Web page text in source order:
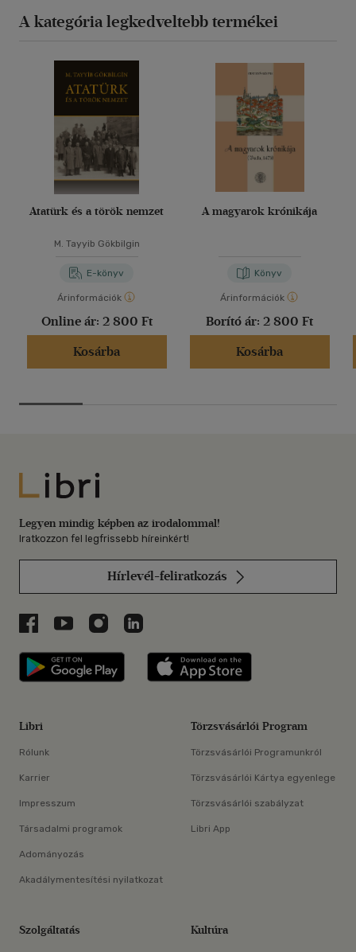
A kategória legkedveltebb termékei
Atatürk és a török nemzet
M. Tayyib Gökbilgin
E-könyv
Árinformációk
Online ár: 2 800 Ft
Kosárba
A magyarok krónikája
Könyv
Árinformációk
Borító ár: 2 800 Ft
Kosárba
Libri
Legyen mindig képben az irodalommal!
Iratkozzon fel legfrissebb híreinkért!
Hírlevél-feliratkozás
Libri a Facebookon
Libri a Youtube-on
Libri az Instagramon
Libri a LinkedInen
Libri applikáció Szerezd meg: Google
Libri
Rólunk
Karrier
Impresszum
Társadalmi programok
Adományozás
Akadálymentesítési nyilatkozat
Törzsvásárlói Program
Törzsvásárlói Programunkról
Törzsvásárlói Kártya egyenlege
Törzsvásárlói szabályzat
Libri App
Szolgáltatás Kultúra